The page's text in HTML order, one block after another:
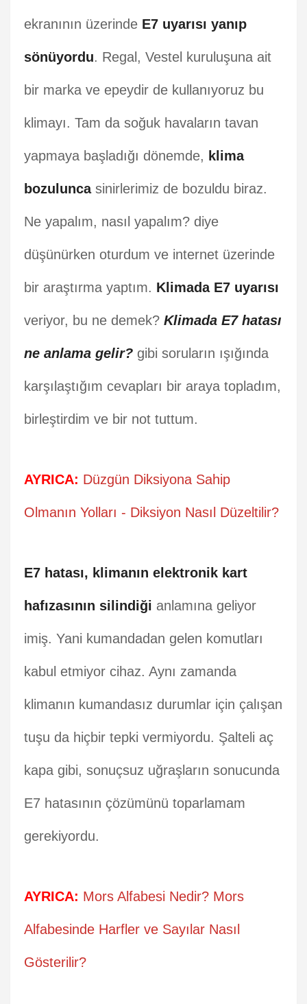
ekranının üzerinde E7 uyarısı yanıp
sönüyordu. Regal, Vestel kuruluşuna ait
bir marka ve epeydir de kullanıyoruz bu
klimayı. Tam da soğuk havaların tavan
yapmaya başladığı dönemde, klima
bozuluncasinirlerimiz de bozuldu biraz.
Ne yapalım, nasıl yapalım? diye
düşünürken oturdum ve internet üzerinde
bir araştırma yaptım. Klimada E7 uyarısı
veriyor, bu ne demek? Klimada E7 hatası
ne anlama gelir? gibi soruların ışığında
karşılaştığım cevapları bir araya topladım,
birleştirdim ve bir not tuttum.
AYRICA: Düzgün Diksiyona Sahip
Olmanın Yolları - Diksiyon Nasıl Düzeltilir?
E7 hatası, klimanın elektronik kart
hafızasının silindiği anlamına geliyor
imiş. Yani kumandadan gelen komutları
kabul etmiyor cihaz. Aynı zamanda
klimanın kumandasız durumlar için çalışan
tuşu da hiçbir tepki vermiyordu. Şalteli aç
kapa gibi, sonuçsuz uğraşların sonucunda
E7 hatasının çözümünü toparlamam
gerekiyordu.
AYRICA: Mors Alfabesi Nedir? Mors
Alfabesinde Harfler ve Sayılar Nasıl
Gösterilir?